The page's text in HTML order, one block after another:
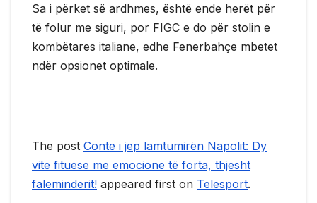
Sa i përket së ardhmes, është ende herët për
të folur me siguri, por FIGC e do për stolin e
kombëtares italiane, edhe Fenerbahçe mbetet
ndër opsionet optimale.
The post Conte i jep lamtumirën Napolit: Dy
vite fituese me emocione të forta, thjesht
faleminderit! appeared first on Telesport.